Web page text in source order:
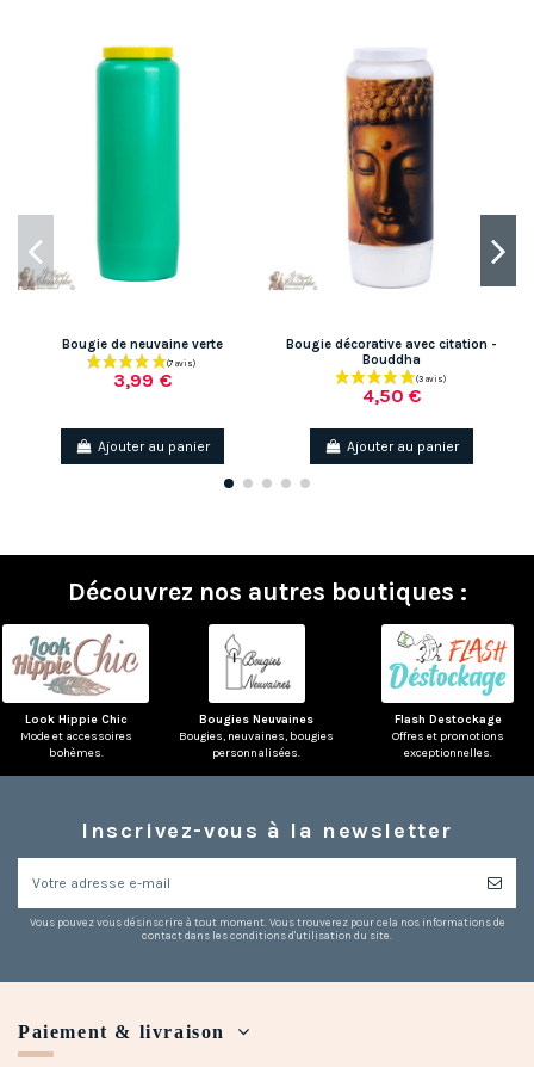
Bougie de neuvaine verte
3,99 €
Ajouter au panier
Bougie décorative avec citation -
Bouddha
4,50 €
Ajouter au panier
Découvrez nos autres boutiques :
Look Hippie Chic
Mode et accessoires
bohèmes.
Bougies Neuvaines
Bougies, neuvaines, bougies
personnalisées.
Flash Destockage
Offres et promotions
exceptionnelles.
Inscrivez-vous à la newsletter
Vous pouvez vous désinscrire à tout moment. Vous trouverez pour cela nos informations de
contact dans les conditions d'utilisation du site.
Paiement & livraison